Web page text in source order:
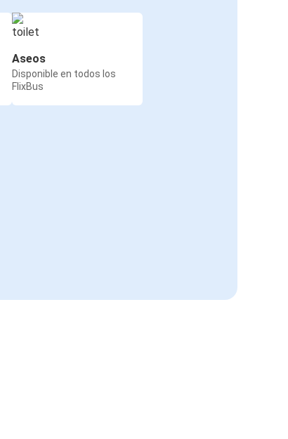
Aseos
Disponible en todos los
FlixBus